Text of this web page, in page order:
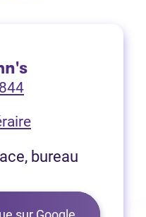
(Ouvre dans un
bureau